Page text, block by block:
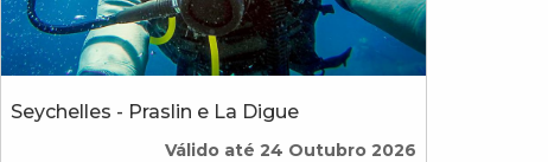
Seychelles - Praslin e La Digue
Válido até 24 Outubro 2026